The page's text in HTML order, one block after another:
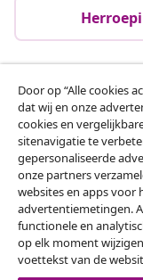
Klantenservice
Zakelijk
vidaXL
Ontdek meer
Door op “Alle cookies
dat wij en onze
cookies en
sitenavigatie te
gepersonaliseerde
onze partners
websites en apps voor
advertentiemetingen.
functionele en
op elk moment
voettekst van de